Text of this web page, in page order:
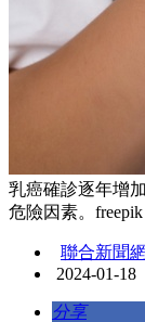
乳癌確診逐年增
危險因素。freepik
聯合新聞網
2024-01-18
分享